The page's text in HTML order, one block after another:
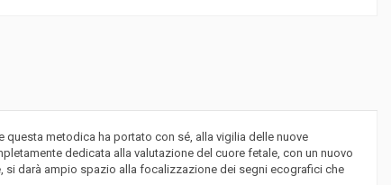
questa metodica ha portato con sé, alla vigilia delle nuove
dedicata alla valutazione del cuore fetale, con un nuovo
si darà ampio spazio alla focalizzazione dei segni ecografici che